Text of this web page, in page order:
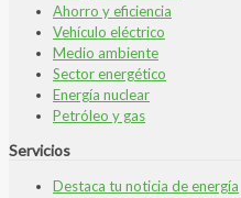
Ahorro y eficiencia
Vehículo eléctrico
Medio ambiente
Sector energético
Energía nuclear
Petróleo y gas
Servicios
Destaca tu noticia de energía